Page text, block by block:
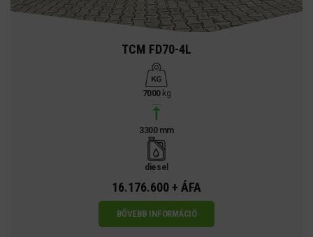
TCM FD70-4L
7000kg
3300 mm
diesel
16.176.600 + ÁFA
BŐVEBB INFORMÁCIÓ